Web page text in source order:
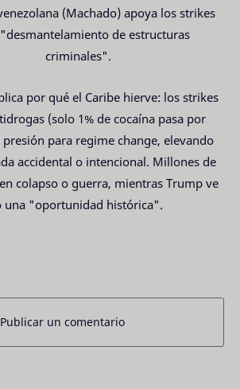
(Machado) apoya los strikes
de estructuras
criminales".
por qué el Caribe hierve: los strikes
(solo 1% de cocaína pasa por
presión para regime change, elevando
accidental o intencional. Millones de
colapso o guerra, mientras Trump ve
una "oportunidad histórica".
Publicar un comentario